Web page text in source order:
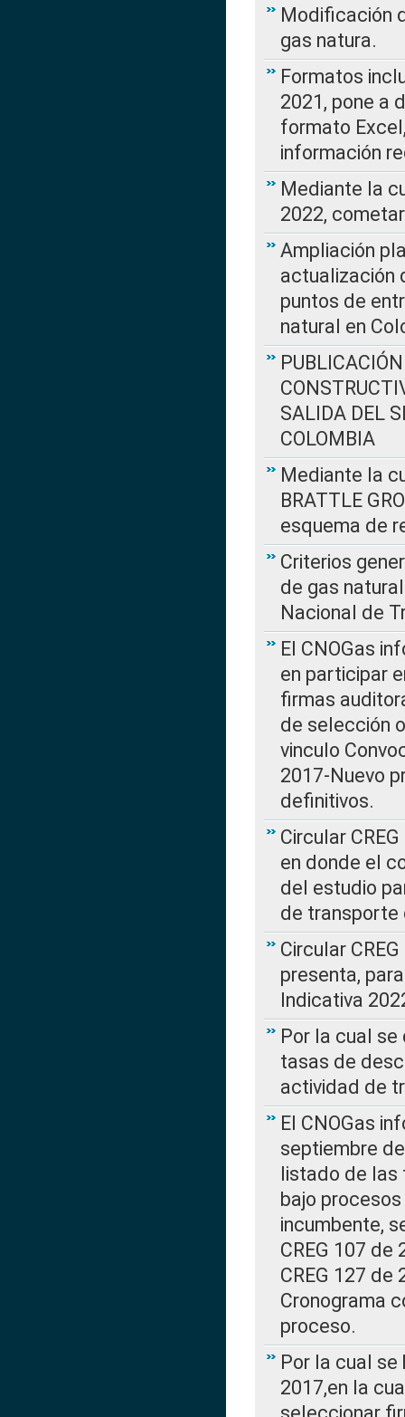
Modificación
gas natura.
Formatos
2021, pone a
formato
información
Mediante la
2022,
Ampliación
actualización
puntos de
natural en
SALIDA DEL
COLOMBIA
Mediante la
BRATTLE
esquema de
Criterios
de gas
Nacional de
El CNOGas
en participar
firmas
de selección
vinculo
2017-Nuevo
definitivos.
Circular
en donde el
del estudio
de transporte
Circular
presenta,
Indicativa
Por la cual
tasas de
actividad de
El CNOGas
septiembre
listado de las
bajo
incumbente,
CREG 107
CREG 127 de
Cronograma
proceso.
Por la cual se
2017,en la